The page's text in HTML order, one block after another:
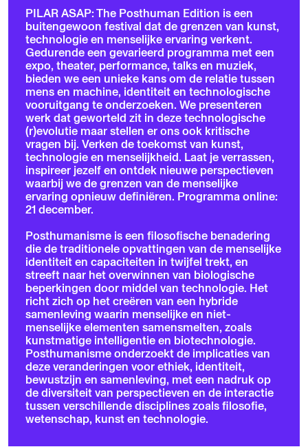
PILAR ASAP: The Posthuman Edition is een
buitengewoon festival dat de grenzen van kunst,
technologie en menselijke ervaring verkent.
Gedurende een gevarieerd programma met een
expo, theater, performance, talks en muziek,
bieden we een unieke kans om de relatie tussen
mens en machine, identiteit en technologische
vooruitgang te onderzoeken. We presenteren
werk dat geworteld zit in deze technologische
(r)evolutie maar stellen er ons ook kritische
vragen bij. Verken de toekomst van kunst,
technologie en menselijkheid. Laat je verrassen,
inspireer jezelf en ontdek nieuwe perspectieven
waarbij we de grenzen van de menselijke
ervaring opnieuw definiëren. Programma online:
21 december.
Posthumanisme is een filosofische benadering
die de traditionele opvattingen van de menselijke
identiteit en capaciteiten in twijfel trekt, en
streeft naar het overwinnen van biologische
beperkingen door middel van technologie. Het
richt zich op het creëren van een hybride
samenleving waarin menselijke en niet-
menselijke elementen samensmelten, zoals
kunstmatige intelligentie en biotechnologie.
Posthumanisme onderzoekt de implicaties van
deze veranderingen voor ethiek, identiteit,
bewustzijn en samenleving, met een nadruk op
de diversiteit van perspectieven en de interactie
tussen verschillende disciplines zoals filosofie,
wetenschap, kunst en technologie.